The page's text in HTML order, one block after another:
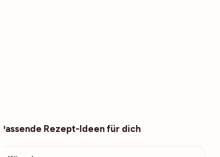
Passende Rezept-Ideen für dich